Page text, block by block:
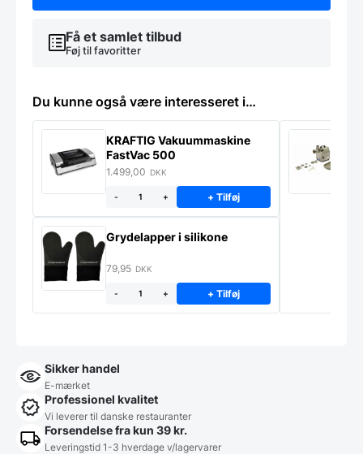
antal
Få et samlet tilbud
Føj til favoritter
Du kunne også være interesseret i…
KRAFTIG Vakuummaskine
FastVac 500
1.499,00 DKK
- + + Tilføj
Grydelapper i silikone
79,95 DKK
- + + Tilføj
Sikker handel
E-mærket
Professionel kvalitet
Vi leverer til danske restauranter
Forsendelse fra kun 39 kr.
Leveringstid 1-3 hverdage v/lagervarer